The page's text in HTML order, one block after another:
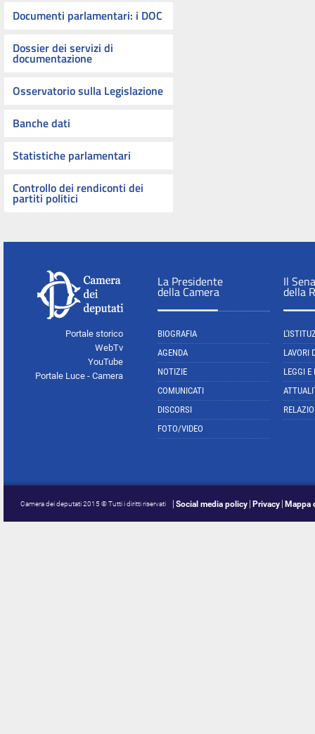
Documenti parlamentari: i DOC
Dossier dei servizi di
documentazione
Osservatorio sulla Legislazione
Banche dati
Statistiche parlamentari
Controllo dei rendiconti dei
partiti politici
Portale storico
WebTv
YouTube
Portale Luce - Camera
La Presidente
della Camera
BIOGRAFIA
AGENDA
NOTIZIE
COMUNICATI
DISCORSI
FOTO/VIDEO
Il
della
LAVORI
LEGGI E
Camera dei deputati 2015 © Tutti i diritti riservati Social media policy Privacy Mappa